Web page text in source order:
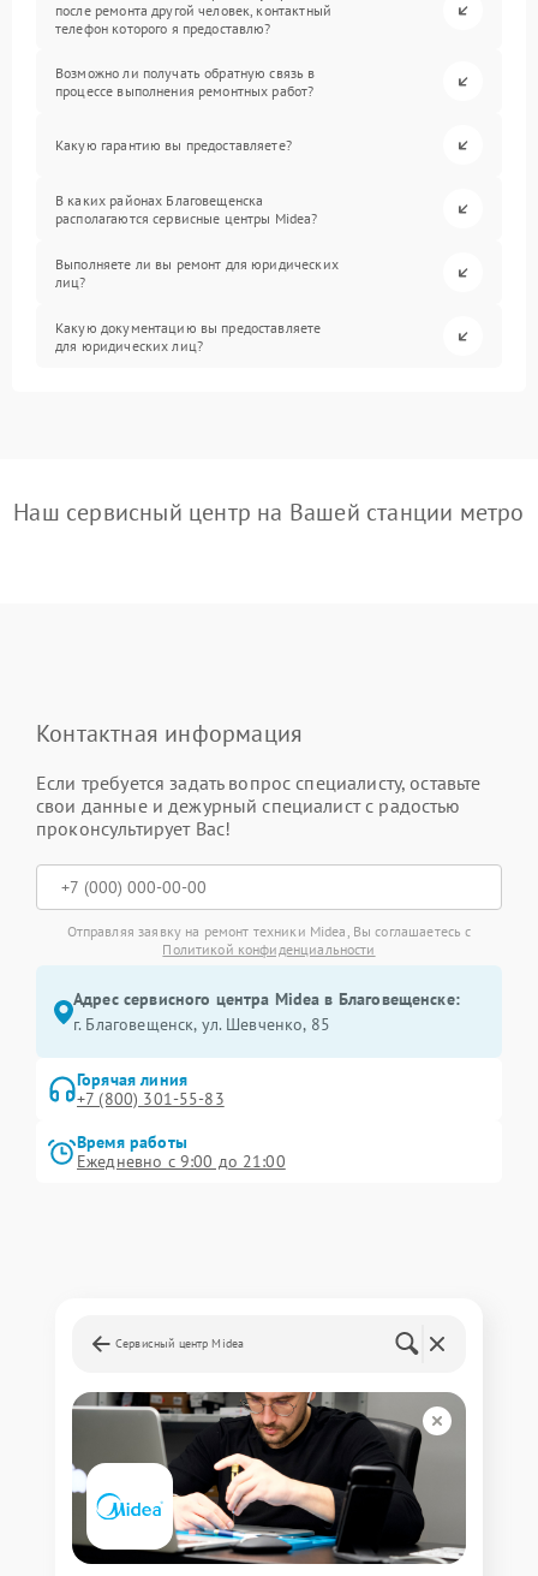
после ремонта другой человек, контактный
телефон которого я предоставлю?
Возможно ли получать обратную связь в
процессе выполнения ремонтных работ?
Какую гарантию вы предоставляете?
В каких районах Благовещенска
располагаются сервисные центры Midea?
Выполняете ли вы ремонт для юридических
лиц?
Какую документацию вы предоставляете
для юридических лиц?
Наш сервисный центр на Вашей станции метро
Контактная информация
Если требуется задать вопрос специалисту, оставьте
свои данные и дежурный специалист с радостью
проконсультирует Вас!
Отправляя заявку на ремонт техники Midea, Вы соглашаетесь с
Политикой конфиденциальности
Адрес сервисного центра Midea в Благовещенске:
г. Благовещенск, ул. Шевченко, 85
Горячая линия
+7 (800) 301-55-83
Время работы
Ежедневно с 9:00 до 21:00
Сервисный центр Midea